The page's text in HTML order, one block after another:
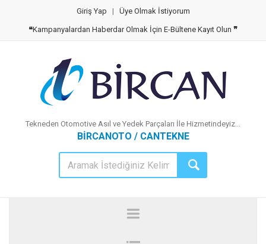
Giriş Yap | Üye Olmak İstiyorum
❝Kampanyalardan Haberdar Olmak İçin E-Bültene Kayıt Olun ❞
Tekneden Otomotive Asıl ve Yedek Parçaları İle Hizmetindeyiz...
BİRCANOTO / CANTEKNE